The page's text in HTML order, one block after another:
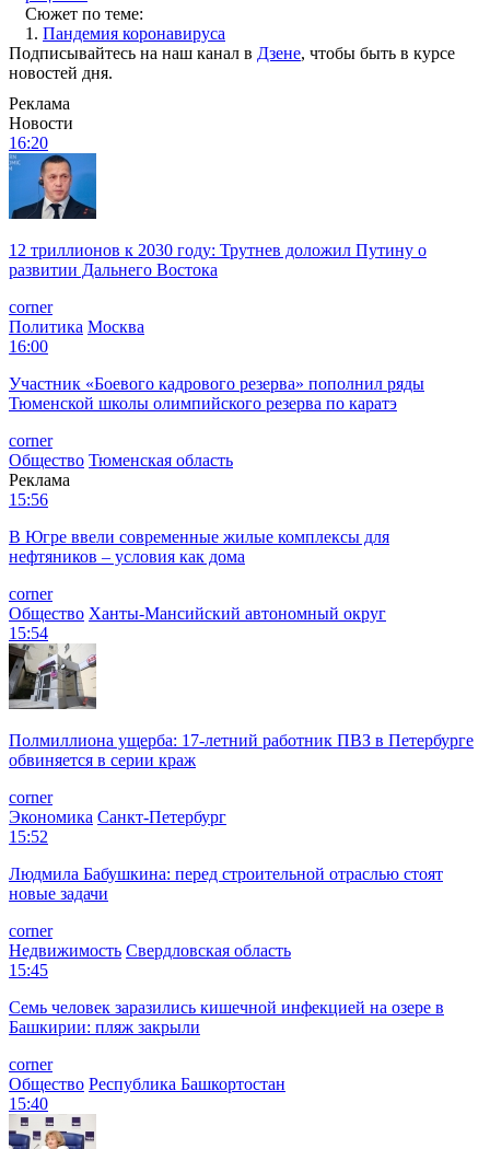
Сюжет по теме:
1. Пандемия коронавируса
Подписывайтесь на наш канал в Дзене, чтобы быть в курсе
новостей дня.
Реклама
Новости
16:20
12 триллионов к 2030 году: Трутнев доложил Путину о
развитии Дальнего Востока
corner
Политика Москва
16:00
Участник «Боевого кадрового резерва» пополнил ряды
Тюменской школы олимпийского резерва по каратэ
corner
Общество Тюменская область
Реклама
15:56
В Югре ввели современные жилые комплексы для
нефтяников – условия как дома
corner
Общество Ханты-Мансийский автономный округ
15:54
Полмиллиона ущерба: 17-летний работник ПВЗ в Петербурге
обвиняется в серии краж
corner
Экономика Санкт-Петербург
15:52
Людмила Бабушкина: перед строительной отраслью стоят
новые задачи
corner
Недвижимость Свердловская область
15:45
Семь человек заразились кишечной инфекцией на озере в
Башкирии: пляж закрыли
corner
Общество Республика Башкортостан
15:40